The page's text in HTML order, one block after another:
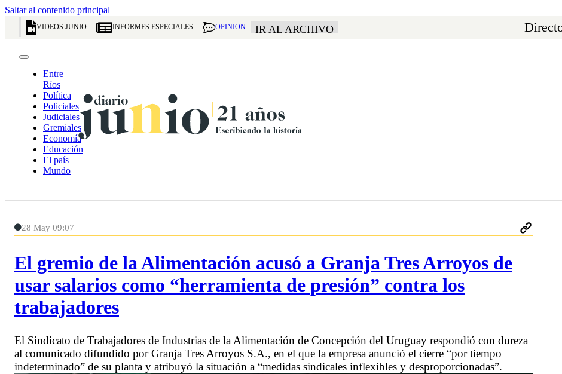
Saltar al contenido principal
VIDEOS JUNIO INFORMES ESPECIALES OPINION IR AL ARCHIVO
Entre
Ríos
Política
Policiales
Judiciales
Gremiales
Economía
Educación
El país
Mundo
28 May 09:07
El gremio de la Alimentación acusó a Granja Tres Arroyos de
usar salarios como “herramienta de presión” contra los
trabajadores
El Sindicato de Trabajadores de Industrias de la Alimentación de Concepción del Uruguay respondió con dureza
al comunicado difundido por Granja Tres Arroyos S.A., en el que la empresa anunció el cierre “por tiempo
indeterminado” de su planta y atribuyó la situación a “medidas sindicales inflexibles y desproporcionadas”.